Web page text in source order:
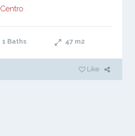
Centro
1 Baths 47 m2
Like